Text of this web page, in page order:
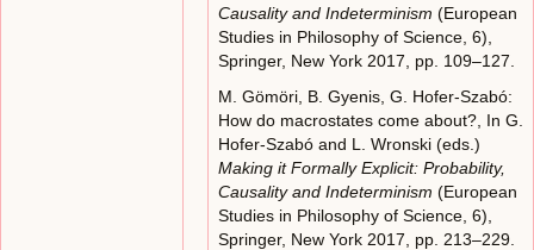
Causality and Indeterminism (European
Studies in Philosophy of Science, 6),
Springer, New York 2017, pp. 109–127.
M. Gömöri, B. Gyenis, G. Hofer-Szabó:
How do macrostates come about?, In G.
Hofer-Szabó and L. Wronski (eds.)
Making it Formally Explicit: Probability,
Causality and Indeterminism (European
Studies in Philosophy of Science, 6),
Springer, New York 2017, pp. 213–229.